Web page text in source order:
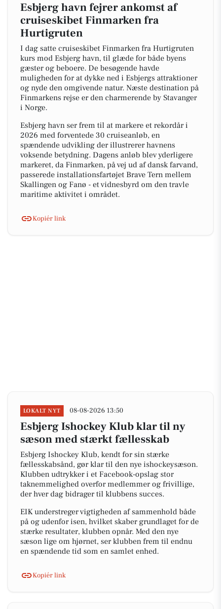
Esbjerg havn fejrer ankomst af
cruiseskibet Finmarken fra
Hurtigruten
I dag satte cruiseskibet Finmarken fra Hurtigruten
kurs mod Esbjerg havn, til glæde for både byens
gæster og beboere. De besøgende havde
muligheden for at dykke ned i Esbjergs attraktioner
og nyde den omgivende natur. Næste destination på
Finmarkens rejse er den charmerende by Stavanger
i Norge.
Esbjerg havn ser frem til at markere et rekordår i
2026 med forventede 30 cruiseanløb, en
spændende udvikling der illustrerer havnens
voksende betydning. Dagens anløb blev yderligere
markeret, da Finmarken, på vej ud af dansk farvand,
passerede installationsfartøjet Brave Tern mellem
Skallingen og Fanø - et vidnesbyrd om den travle
maritime aktivitet i området.
Kopiér link
LOKALT NYT 08-08-2026 13:50
Esbjerg Ishockey Klub klar til ny
sæson med stærkt fællesskab
Esbjerg Ishockey Klub, kendt for sin stærke
fællesskabsånd, gør klar til den nye ishockeysæson.
Klubben udtrykker i et Facebook-opslag stor
taknemmelighed overfor medlemmer og frivillige,
der hver dag bidrager til klubbens succes.
EIK understreger vigtigheden af sammenhold både
på og udenfor isen, hvilket skaber grundlaget for de
stærke resultater, klubben opnår. Med den nye
sæson lige om hjørnet, ser klubben frem til endnu
en spændende tid som en samlet enhed.
Kopiér link